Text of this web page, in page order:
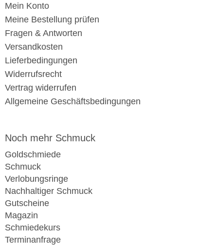
Mein Konto
Meine Bestellung prüfen
Fragen & Antworten
Versandkosten
Lieferbedingungen
Widerrufsrecht
Vertrag widerrufen
Allgemeine Geschäftsbedingungen
Noch mehr Schmuck
Goldschmiede
Schmuck
Verlobungsringe
Nachhaltiger Schmuck
Gutscheine
Magazin
Schmiedekurs
Terminanfrage